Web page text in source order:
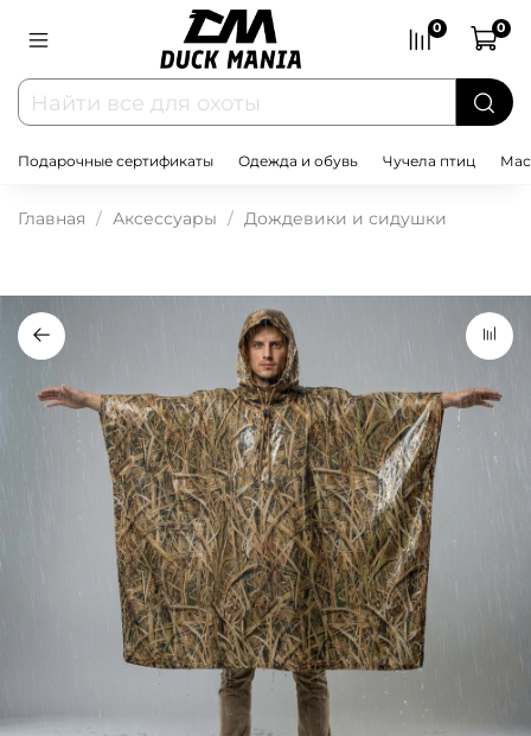
0 0
Подарочные сертификаты Одежда и обувь Чучела птиц
Главная Аксессуары Дождевики и сидушки